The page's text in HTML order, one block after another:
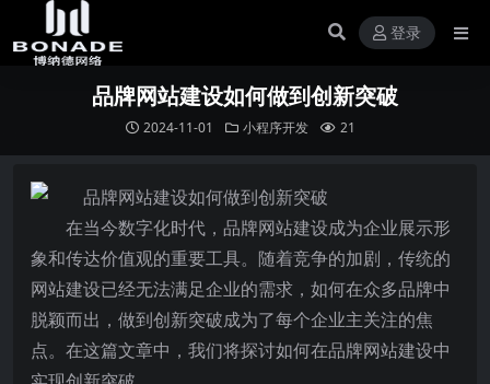
登录
品牌网站建设如何做到创新突破
2024-11-01 小程序开发 21
在当今数字化时代，品牌网站建设成为企业展示形
象和传达价值观的重要工具。随着竞争的加剧，传统的
网站建设已经无法满足企业的需求，如何在众多品牌中
脱颖而出，做到创新突破成为了每个企业主关注的焦
点。在这篇文章中，我们将探讨如何在品牌网站建设中